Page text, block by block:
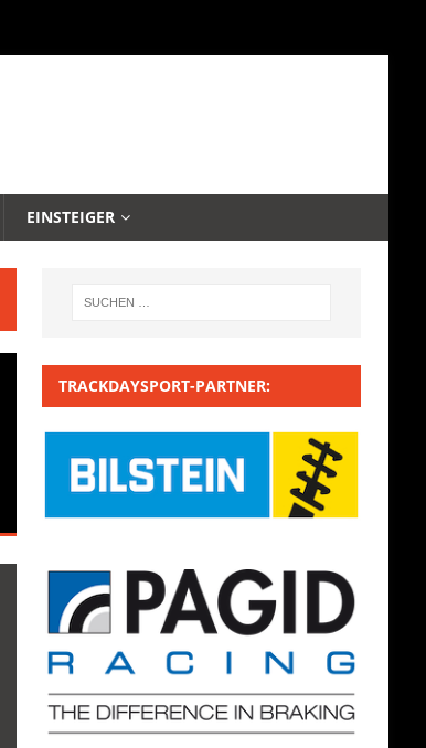
EINSTEIGER
TRACKDAYSPORT-PARTNER: